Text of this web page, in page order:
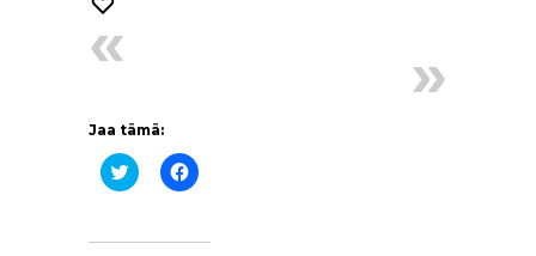
Jaa tämä:
Jaa
Twitterissä(Avautuu
Jaa
Facebookissa(Avautuu